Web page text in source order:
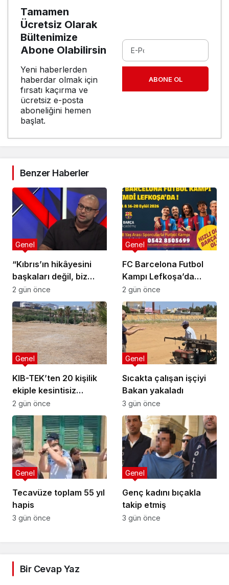
Tamamen
Ücretsiz Olarak
Bültenimize
Abone Olabilirsin
Yeni haberlerden
haberdar olmak için
fırsatı kaçırma ve
ücretsiz e-posta
aboneliğini hemen
başlat.
ABONE OL
Benzer Haberler
“Kıbrıs’ın hikâyesini
başkaları değil, biz
anlatmalıyız”
Genel
2 gün önce
FC Barcelona Futbol
Kampı Lefkoşa’da
Başlıyor
Genel
2 gün önce
KIB-TEK’ten 20 kişilik
ekiple kesintisiz
temizlik
Genel
2 gün önce
Sıcakta çalışan işçiyi
Bakan yakaladı
Genel
3 gün önce
Tecavüze toplam 55 yıl
hapis
Genel
3 gün önce
Genç kadını bıçakla
takip etmiş
Genel
3 gün önce
Bir Cevap Yaz